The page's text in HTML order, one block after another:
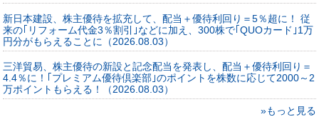
新日本建設、株主優待を拡充して、配当＋優待利回り＝5％超に！ 従
来の｢リフォーム代金3％割引｣などに加え、300株で｢QUOカード｣1万
円分がもらえることに（2026.08.03）
三洋貿易、株主優待の新設と記念配当を発表し、配当＋優待利回り＝
4.4％に！｢プレミアム優待倶楽部｣のポイントを株数に応じて2000～2
万ポイントもらえる！（2026.08.03）
»もっと見る